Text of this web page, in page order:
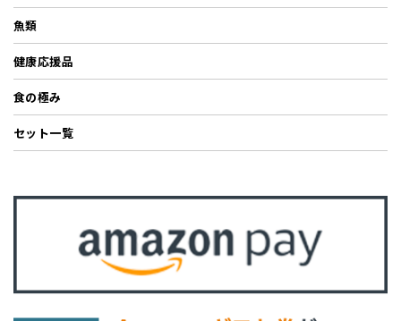
魚類
健康応援品
食の極み
セット一覧